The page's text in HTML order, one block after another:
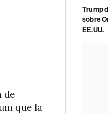
de
que la
Trump
sobre
EE.UU.